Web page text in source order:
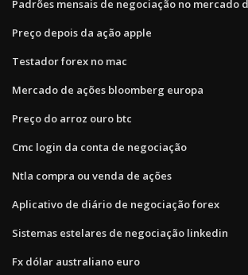
Padrões mensais de negociação no mercado
Preço depois da ação apple
Testador forex no mac
Mercado de ações bloomberg europa
Preço do arroz ouro btc
Cmc login da conta de negociação
Ntla compra ou venda de ações
Aplicativo de diário de negociação forex
Sistemas estelares de negociação linkedin
Fx dólar australiano euro